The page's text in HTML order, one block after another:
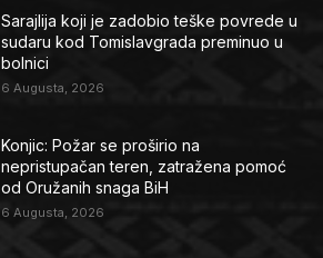
Sarajlija koji je zadobio teške povrede u
sudaru kod Tomislavgrada preminuo u
bolnici
6 Augusta, 2026
Konjic: Požar se proširio na
nepristupačan teren, zatražena pomoć
od Oružanih snaga BiH
6 Augusta, 2026